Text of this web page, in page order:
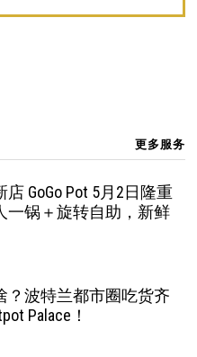
更多服务
GoGo Pot 5月2日隆重
一锅＋旋转自助，新鲜
？波特兰都市圈吃货齐
Palace！